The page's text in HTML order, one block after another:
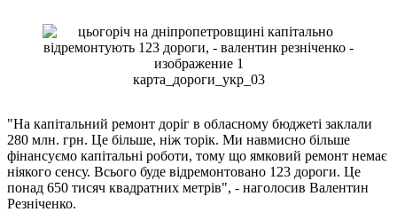
карта_дороги_укр_03
"На капітальний ремонт доріг в обласному бюджеті заклали
280 млн. грн. Це більше, ніж торік. Ми навмисно більше
фінансуємо капітальні роботи, тому що ямковий ремонт немає
ніякого сенсу. Всього буде відремонтовано 123 дороги. Це
понад 650 тисяч квадратних метрів", - наголосив Валентин
Резніченко.